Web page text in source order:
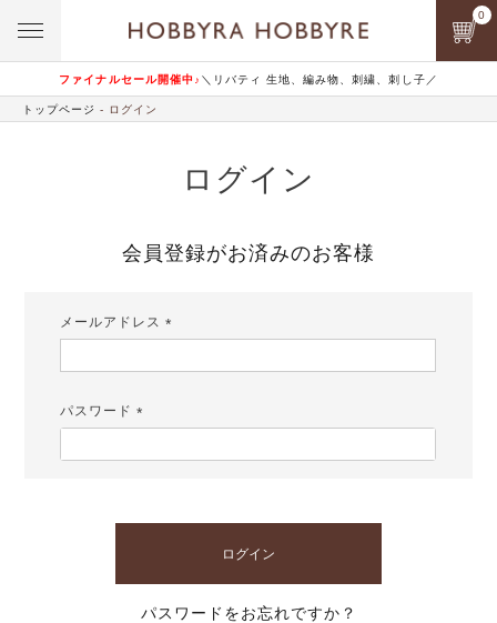
ファイナルセール開催中♪ ＼リバティ 生地、編み物、刺繍、刺し子／
0
トップページ ログイン
ログイン
会員登録がお済みのお客様
メールアドレス
パスワード
ログイン
パスワードをお忘れですか？